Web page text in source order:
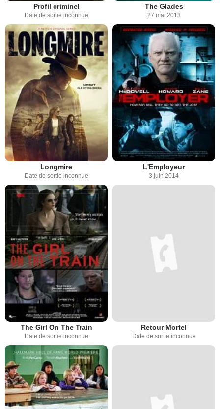
Profil criminel
Date de sortie inconnue
The Glades
27 mai 2013
Longmire
Date de sortie inconnue
L'Employeur
3 juin 2014
The Girl On The Train
Date de sortie inconnue
Retour Mortel
Date de sortie inconnue